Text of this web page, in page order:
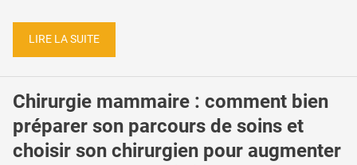
LIRE LA SUITE
Chirurgie mammaire : comment bien
préparer son parcours de soins et
choisir son chirurgien pour augmenter